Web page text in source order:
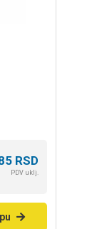
RSD
PDV uklj.